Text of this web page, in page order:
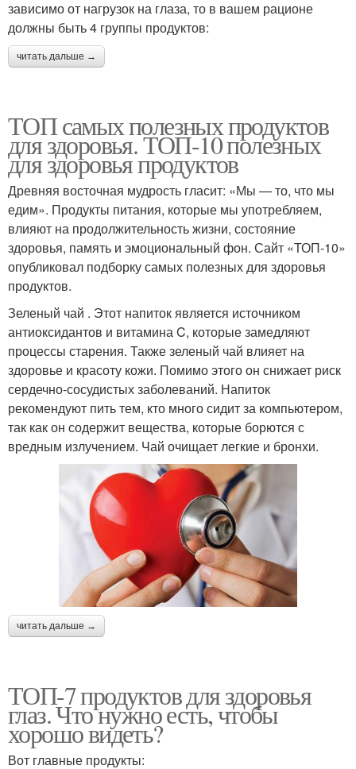
зависимо от нагрузок на глаза, то в вашем рационе
должны быть 4 группы продуктов:
читать дальше →
ТОП самых полезных продуктов
для здоровья. ТОП-10 полезных
для здоровья продуктов
Древняя восточная мудрость гласит: «Мы — то, что мы
едим». Продукты питания, которые мы употребляем,
влияют на продолжительность жизни, состояние
здоровья, память и эмоциональный фон. Сайт «ТОП-10»
опубликовал подборку самых полезных для здоровья
продуктов.
Зеленый чай . Этот напиток является источником
антиоксидантов и витамина C, которые замедляют
процессы старения. Также зеленый чай влияет на
здоровье и красоту кожи. Помимо этого он снижает риск
сердечно-сосудистых заболеваний. Напиток
рекомендуют пить тем, кто много сидит за компьютером,
так как он содержит вещества, которые борются с
вредным излучением. Чай очищает легкие и бронхи.
читать дальше →
ТОП-7 продуктов для здоровья
глаз. Что нужно есть, чтобы
хорошо видеть?
Вот главные продукты: